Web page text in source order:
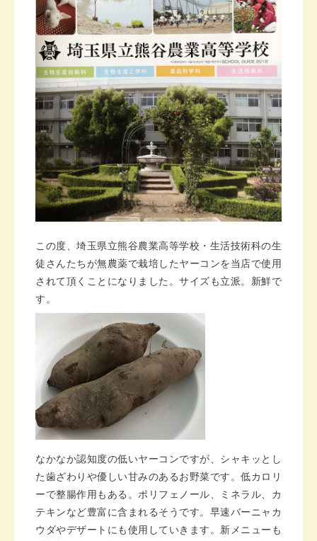
この度、埼玉県立熊谷農業高等学校・生活技術科の生
徒さんたちが無農薬で栽培したヤーコンを当店で使用
されて頂くことになりました。サイズも立派。新鮮で
す。
なかなか認知度の低いヤーコンですが、シャキッとし
た歯ざわりや優しい甘みのあるお野菜です。低カロリ
ーで整腸作用もある。ポリフェノール、ミネラル、カ
テキンなど豊富に含まれるそうです。早速バーニャカ
ウダやデザートにも使用していきます。新メニューも